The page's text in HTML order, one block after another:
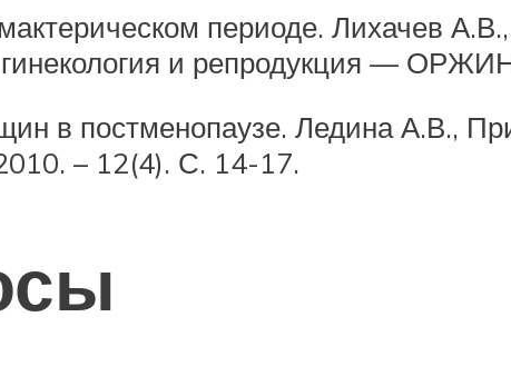
периоде. Лихачев
и репродукция —
в постменопаузе. Ледина А.В.,
– 12(4). С. 14-17.